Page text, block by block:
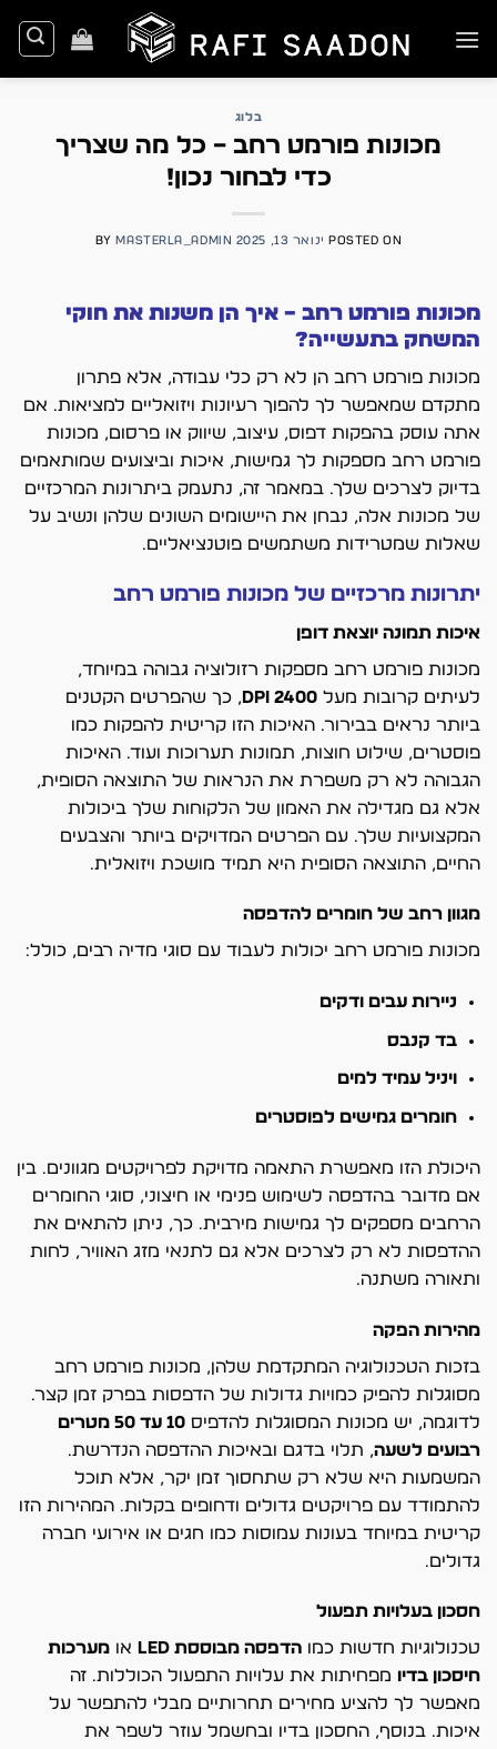
to
בלוג
מכונות פורמט רחב – כל מה שצריך
כדי לבחור נכון!
POSTED ON ינואר 13, 2025 BY MASTERLA_ADMIN
מכונות פורמט רחב – איך הן משנות את חוקי
המשחק בתעשייה?
מכונות פורמט רחב הן לא רק כלי עבודה, אלא פתרון
מתקדם שמאפשר לך להפוך רעיונות ויזואליים למציאות. אם
אתה עוסק בהפקות דפוס, עיצוב, שיווק או פרסום, מכונות
פורמט רחב מספקות לך גמישות, איכות וביצועים שמותאמים
בדיוק לצרכים שלך. במאמר זה, נתעמק ביתרונות המרכזיים
של מכונות אלה, נבחן את היישומים השונים שלהן ונשיב על
שאלות שמטרידות משתמשים פוטנציאליים.
יתרונות מרכזיים של מכונות פורמט רחב
איכות תמונה יוצאת דופן
מכונות פורמט רחב מספקות רזולוציה גבוהה במיוחד,
לעיתים קרובות מעל 2400 DPI
, כך שהפרטים הקטנים
ביותר נראים בבירור. האיכות הזו קריטית להפקות כמו
פוסטרים, שילוט חוצות, תמונות תערוכות ועוד. האיכות
הגבוהה לא רק משפרת את הנראות של התוצאה הסופית,
אלא גם מגדילה את האמון של הלקוחות שלך ביכולות
המקצועיות שלך. עם הפרטים המדויקים ביותר והצבעים
החיים, התוצאה הסופית היא תמיד מושכת ויזואלית.
מגוון רחב של חומרים להדפסה
מכונות פורמט רחב יכולות לעבוד עם סוגי מדיה רבים, כולל:
ניירות עבים ודקים
בד קנבס
ויניל עמיד למים
חומרים גמישים לפוסטרים
היכולת הזו מאפשרת התאמה מדויקת לפרויקטים מגוונים. בין
אם מדובר בהדפסה לשימוש פנימי או חיצוני, סוגי החומרים
הרחבים מספקים לך גמישות מירבית. כך, ניתן להתאים את
ההדפסות לא רק לצרכים אלא גם לתנאי מזג האוויר, לחות
ותאורה משתנה.
מהירות הפקה
בזכות הטכנולוגיה המתקדמת שלהן, מכונות פורמט רחב
מסוגלות להפיק כמויות גדולות של הדפסות בפרק זמן קצר.
לדוגמה, יש מכונות המסוגלות להדפיס
10 עד 50 מטרים
רבועים לשעה, תלוי בדגם ובאיכות ההדפסה הנדרשת.
המשמעות היא שלא רק שתחסוך זמן יקר, אלא תוכל
להתמודד עם פרויקטים גדולים ודחופים בקלות. המהירות הזו
קריטית במיוחד בעונות עמוסות כמו חגים או אירועי חברה
גדולים.
חסכון בעלויות תפעול
טכנולוגיות חדשות כמו הדפסה מבוססת LED או מערכות
חיסכון בדיו מפחיתות את עלויות התפעול הכוללות. זה
מאפשר לך להציע מחירים תחרותיים מבלי להתפשר על
איכות. בנוסף, החסכון בדיו ובחשמל עוזר לשפר את